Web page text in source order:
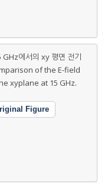
GHz에서의 xy 평면 전기
of the E-field
xyplane at 15 GHz.
Figure